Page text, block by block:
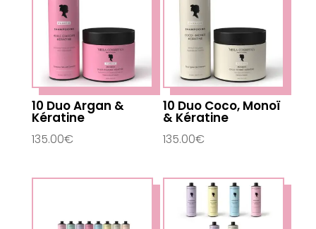
10 Duo Argan &
Kératine
135.00€
10 Duo Coco, Monoï
& Kératine
135.00€